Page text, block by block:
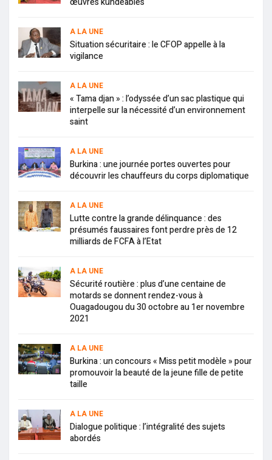
A LA UNE
Situation sécuritaire : le CFOP appelle à la
vigilance
A LA UNE
« Tama djan » : l’odyssée d’un sac plastique qui
interpelle sur la nécessité d’un environnement
saint
A LA UNE
Burkina : une journée portes ouvertes pour
découvrir les chauffeurs du corps diplomatique
A LA UNE
Lutte contre la grande délinquance : des
présumés faussaires font perdre près de 12
milliards de FCFA à l’Etat
A LA UNE
Sécurité routière : plus d’une centaine de
motards se donnent rendez-vous à
Ouagadougou du 30 octobre au 1er novembre
2021
A LA UNE
Burkina : un concours « Miss petit modèle » pour
promouvoir la beauté de la jeune fille de petite
taille
A LA UNE
Dialogue politique : l’intégralité des sujets
abordés